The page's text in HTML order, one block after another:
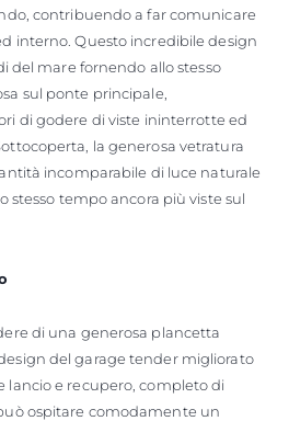
contribuendo a far comunicare
interno. Questo incredibile design
del mare fornendo allo stesso
sul ponte principale,
di godere di viste ininterrotte ed
la generosa vetratura
incomparabile di luce naturale
stesso tempo ancora più viste sul
di una generosa plancetta
del garage tender migliorato
lancio e recupero, completo di
ospitare comodamente un